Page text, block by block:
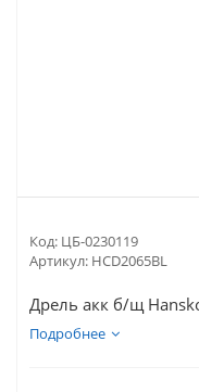
Код: ЦБ-0230119
Артикул: HCD2065BL
Дрель акк б/щ
Подробнее